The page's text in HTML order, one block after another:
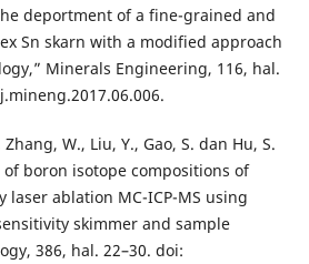
deportment of a fine-grained and
Sn skarn with a modified approach
Minerals Engineering, 116, hal.
W., Liu, Y., Gao, S. dan Hu, S.
boron isotope compositions of
laser ablation MC-ICP-MS using
skimmer and sample
386, hal. 22–30. doi: